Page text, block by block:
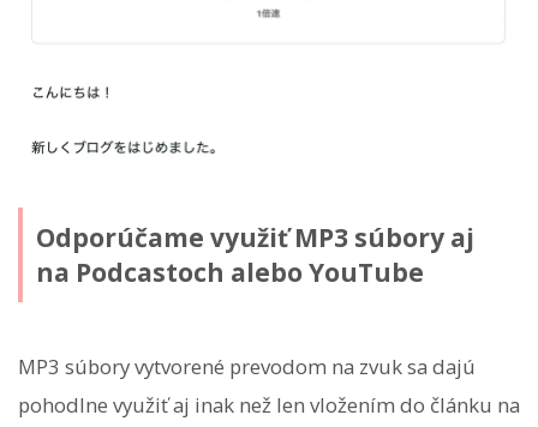
Odporúčame využiť MP3 súbory aj
na Podcastoch alebo YouTube
MP3 súbory vytvorené prevodom na zvuk sa dajú
pohodlne využiť aj inak než len vložením do článku na